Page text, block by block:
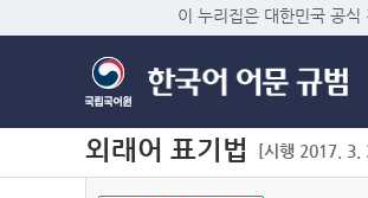
이 누리집은 대한민국 공식
외래어 표기법 [시행 2017. 3.